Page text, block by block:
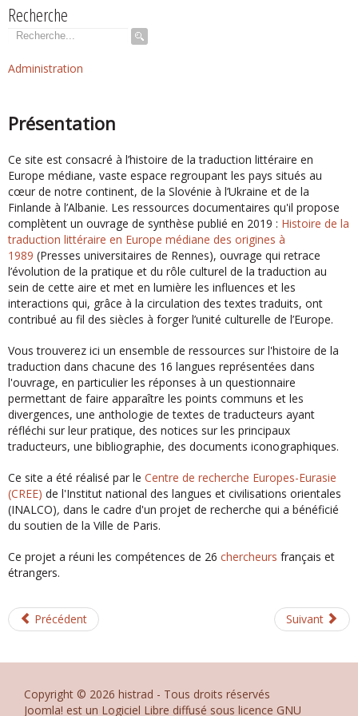
Recherche
Rechercher
Administration
Présentation
Ce site est consacré à l’histoire de la traduction littéraire en
Europe médiane, vaste espace regroupant les pays situés au
cœur de notre continent, de la Slovénie à l’Ukraine et de la
Finlande à l’Albanie. Les ressources documentaires qu'il propose
complètent un ouvrage de synthèse publié en 2019 : Histoire de la
traduction littéraire en Europe médiane des origines à
1989 (Presses universitaires de Rennes), ouvrage qui retrace
l’évolution de la pratique et du rôle culturel de la traduction au
sein de cette aire et met en lumière les influences et les
interactions qui, grâce à la circulation des textes traduits, ont
contribué au fil des siècles à forger l’unité culturelle de l’Europe.
Vous trouverez ici un ensemble de ressources sur l'histoire de la
traduction dans chacune des 16 langues représentées dans
l'ouvrage, en particulier les réponses à un questionnaire
permettant de faire apparaître les points communs et les
divergences, une anthologie de textes de traducteurs ayant
réfléchi sur leur pratique, des notices sur les principaux
traducteurs, une bibliographie, des documents iconographiques.
Ce site a été réalisé par le Centre de recherche Europes-Eurasie
(CREE) de l'Institut national des langues et civilisations orientales
(INALCO), dans le cadre d'un projet de recherche qui a bénéficié
du soutien de la Ville de Paris.
Ce projet a réuni les compétences de 26 chercheurs français et
étrangers.
Précédent Suivant
Copyright © 2026 histrad - Tous droits réservés
Joomla! est un Logiciel Libre diffusé sous licence GNU